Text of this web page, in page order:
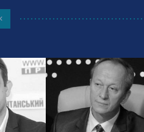
16.01.2025 Події